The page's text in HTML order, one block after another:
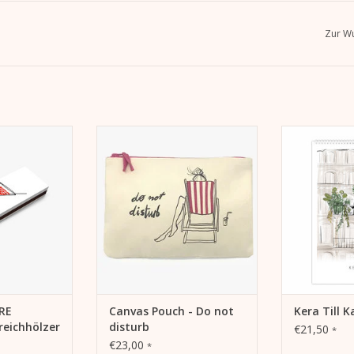
Zur
HINZUFÜGEN
Schminkbeutel, Federmäppchen
oder Reise Pochette.
ZUM WARENKORB HINZUFÜGEN
Canvas Pouch - Do not
disturb
€23,00 *
Der neue
by
ZUM
Kera Till
€21,50 *